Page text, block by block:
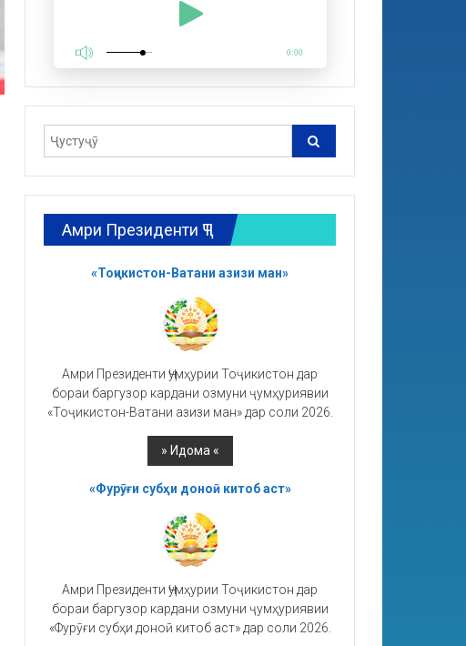
0:00
Амри Президенти ҶТ
«Тоҷикистон-Ватани азизи ман»
Амри Президенти Ҷумҳурии Тоҷикистон дар
бораи баргузор кардани озмуни ҷумҳуриявии
«Тоҷикистон-Ватани азизи ман» дар соли 2026.
«Фурӯғи субҳи доноӣ китоб аст»
Амри Президенти Ҷумҳурии Тоҷикистон дар
бораи баргузор кардани озмуни ҷумҳуриявии
«Фурӯғи субҳи доноӣ китоб аст» дар соли 2026.